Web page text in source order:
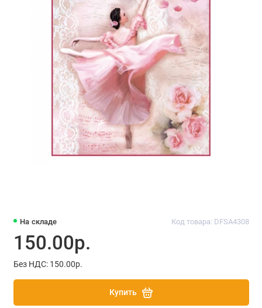
На складе Код товара: DFSA4308
150.00р.
Без НДС: 150.00р.
Купить